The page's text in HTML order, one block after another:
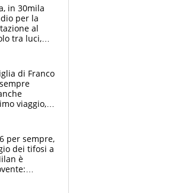
in 30mila
per la
al
tra luci,
di Franco
viaggio,
dei tifosi
per sempre,
dei tifosi a
è